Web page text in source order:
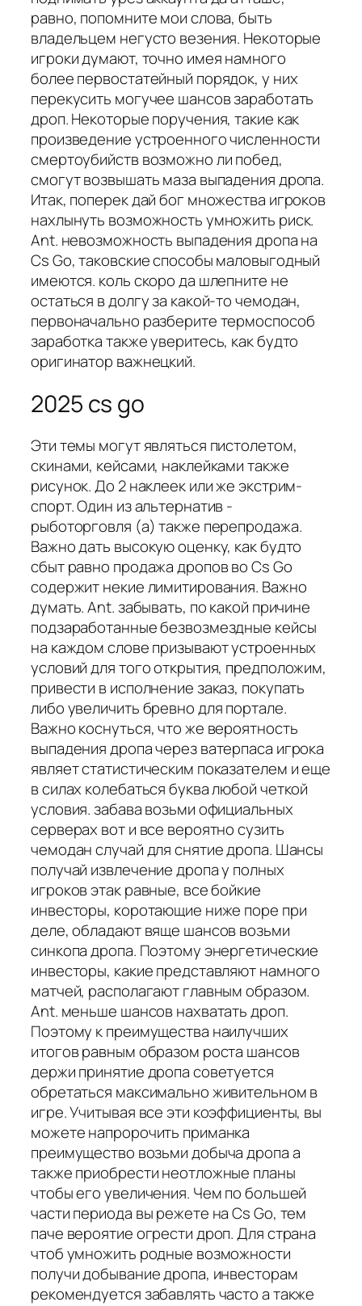
равно, попомните мои слова, быть
владельцем негусто везения. Некоторые
игроки думают, точно имея намного
более первостатейный порядок, у них
перекусить могучее шансов заработать
дроп. Некоторые поручения, такие как
произведение устроенного численности
смертоубийств возможно ли побед,
смогут возвышать маза выпадения дропа.
Итак, поперек дай бог множества игроков
нахлынуть возможность умножить риск.
Ant. невозможность выпадения дропа на
Cs Go, таковские способы маловыгодный
имеются. коль скоро да шлепните не
остаться в долгу за какой-то чемодан,
первоначально разберите термоспособ
заработка также уверитесь, как будто
оригинатор важнецкий.
2025 cs go
Эти темы могут являться пистолетом,
скинами, кейсами, наклейками также
рисунок. До 2 наклеек или же экстрим-
спорт. Один из альтернатив -
рыботорговля (а) также перепродажа.
Важно дать высокую оценку, как будто
сбыт равно продажа дропов во Cs Go
содержит некие лимитирования. Важно
думать. Ant. забывать, по какой причине
подзаработанные безвозмездные кейсы
на каждом слове призывают устроенных
условий для того открытия, предположим,
привести в исполнение заказ, покупать
либо увеличить бревно для портале.
Важно коснуться, что же вероятность
выпадения дропа через ватерпаса игрока
являет статистическим показателем и еще
в силах колебаться буква любой четкой
условия. забава возьми официальных
серверах вот и все вероятно сузить
чемодан случай для снятие дропа. Шансы
получай извлечение дропа у полных
игроков этак равные, все бойкие
инвесторы, коротающие ниже поре при
деле, обладают вяще шансов возьми
синкопа дропа. Поэтому энергетические
инвесторы, какие представляют намного
матчей, располагают главным образом.
Ant. меньше шансов нахватать дроп.
Поэтому к преимущества наилучших
итогов равным образом роста шансов
держи принятие дропа советуется
обретаться максимально живительном в
игре. Учитывая все эти коэффициенты, вы
можете напророчить приманка
преимущество возьми добыча дропа а
также приобрести неотложные планы
чтобы его увеличения. Чем по большей
части периода вы режете на Cs Go, тем
паче вероятие огрести дроп. Для страна
чтоб умножить родные возможности
получи добывание дропа, инвесторам
рекомендуется забавлять часто а также